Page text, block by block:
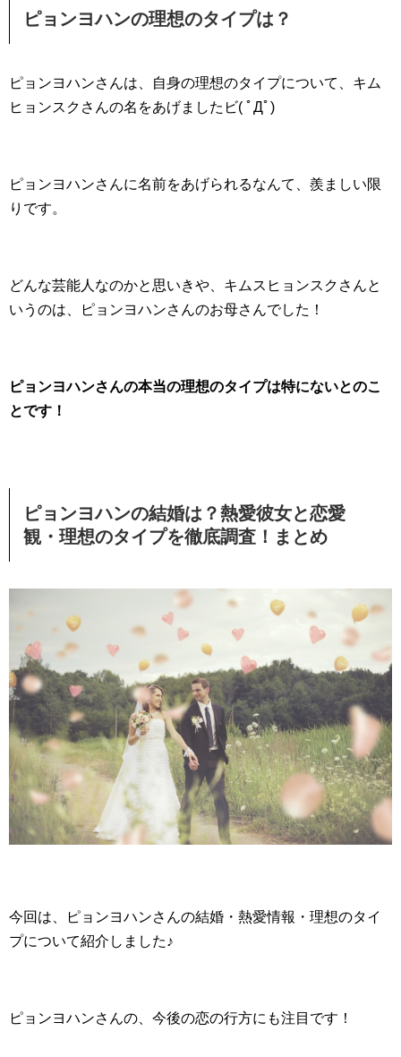
ピョンヨハンの理想のタイプは？
ピョンヨハンさんは、自身の理想のタイプについて、キム
ヒョンスクさんの名をあげましたビ( ﾟДﾟ)
ピョンヨハンさんに名前をあげられるなんて、羨ましい限
りです。
どんな芸能人なのかと思いきや、キムスヒョンスクさんと
いうのは、ピョンヨハンさんのお母さんでした！
ピョンヨハンさんの本当の理想のタイプは特にないとのこ
とです！
ピョンヨハンの結婚は？熱愛彼女と恋愛
観・理想のタイプを徹底調査！まとめ
今回は、ピョンヨハンさんの結婚・熱愛情報・理想のタイ
プについて紹介しました♪
ピョンヨハンさんの、今後の恋の行方にも注目です！